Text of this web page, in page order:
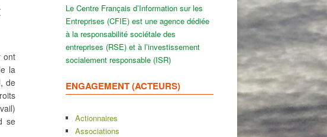
ont
la
de
se
Le Centre Français d’Information sur les
Entreprises (CFIE) est une agence dédiée
à la responsabilité sociétale des
entreprises (RSE) et à l’investissement
socialement responsable (ISR)
ENGAGEMENT (ACTEURS)
Actionnaires
Associations